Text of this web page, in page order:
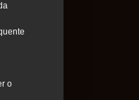
o